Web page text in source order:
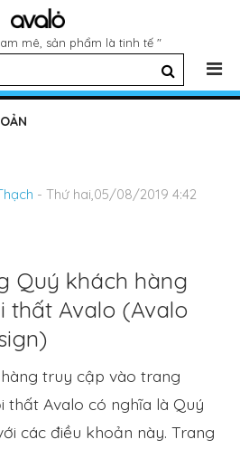
mê, sản phẩm là tinh tế "
- Thứ hai,05/08/2019 4:42
Quý khách hàng
thất Avalo (Avalo
truy cập vào trang
thất Avalo có nghĩa là Quý
các điều khoản này. Trang